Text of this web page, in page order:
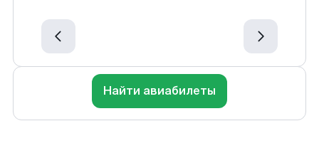
Найти авиабилеты